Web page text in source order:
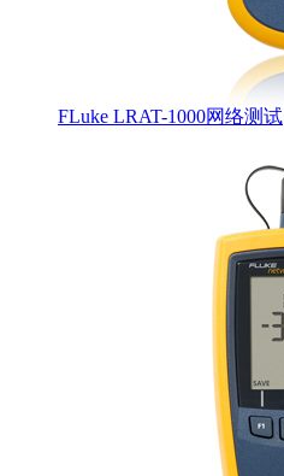
FLuke LRAT-1000网络测试